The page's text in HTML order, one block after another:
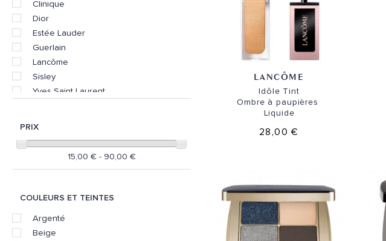
Clinique
Dior
Estée Lauder
Guerlain
Lancôme
Sisley
Yves Saint Laurent
PRIX
15,00 € - 90,00 €
COULEURS ET TEINTES
Argenté
Beige
LANCÔME
Idôle Tint
Ombre à paupières
Liquide
28,00 €